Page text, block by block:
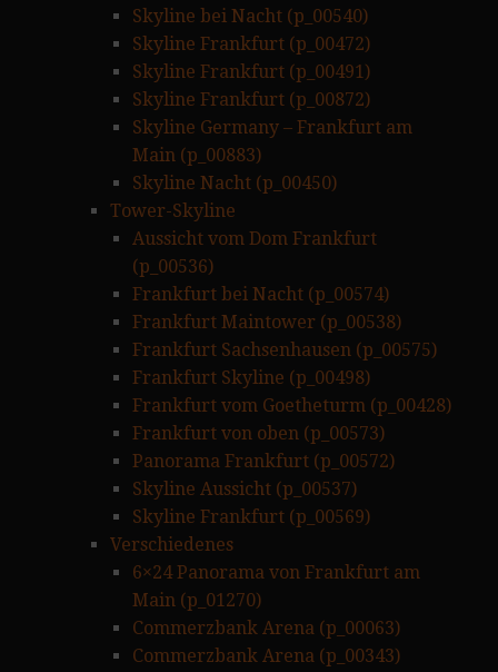
Skyline bei Nacht (p_00540)
Skyline Frankfurt (p_00472)
Skyline Frankfurt (p_00491)
Skyline Frankfurt (p_00872)
Skyline Germany – Frankfurt am
Main (p_00883)
Skyline Nacht (p_00450)
Tower-Skyline
Aussicht vom Dom Frankfurt
(p_00536)
Frankfurt bei Nacht (p_00574)
Frankfurt Maintower (p_00538)
Frankfurt Sachsenhausen (p_00575)
Frankfurt Skyline (p_00498)
Frankfurt vom Goetheturm (p_00428)
Frankfurt von oben (p_00573)
Panorama Frankfurt (p_00572)
Skyline Aussicht (p_00537)
Skyline Frankfurt (p_00569)
Verschiedenes
6×24 Panorama von Frankfurt am
Main (p_01270)
Commerzbank Arena (p_00063)
Commerzbank Arena (p_00343)